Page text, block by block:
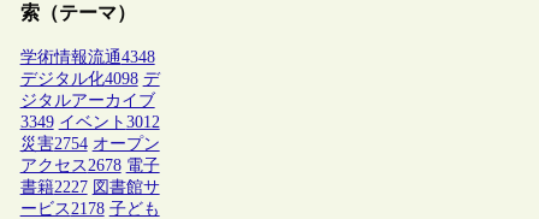
索（テーマ）
学術情報流通4348
デジタル化4098 デ
ジタルアーカイブ
3349 イベント 3012
災害2754 オープン
アクセス 2678 電子
書籍2227 図書館サ
ービス 2178 子ども